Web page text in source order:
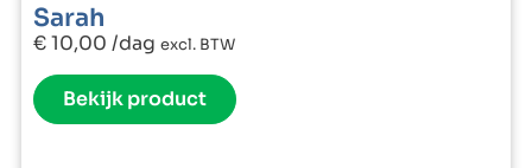
Sarah
€10,00 /dag excl. BTW
Bekijk product